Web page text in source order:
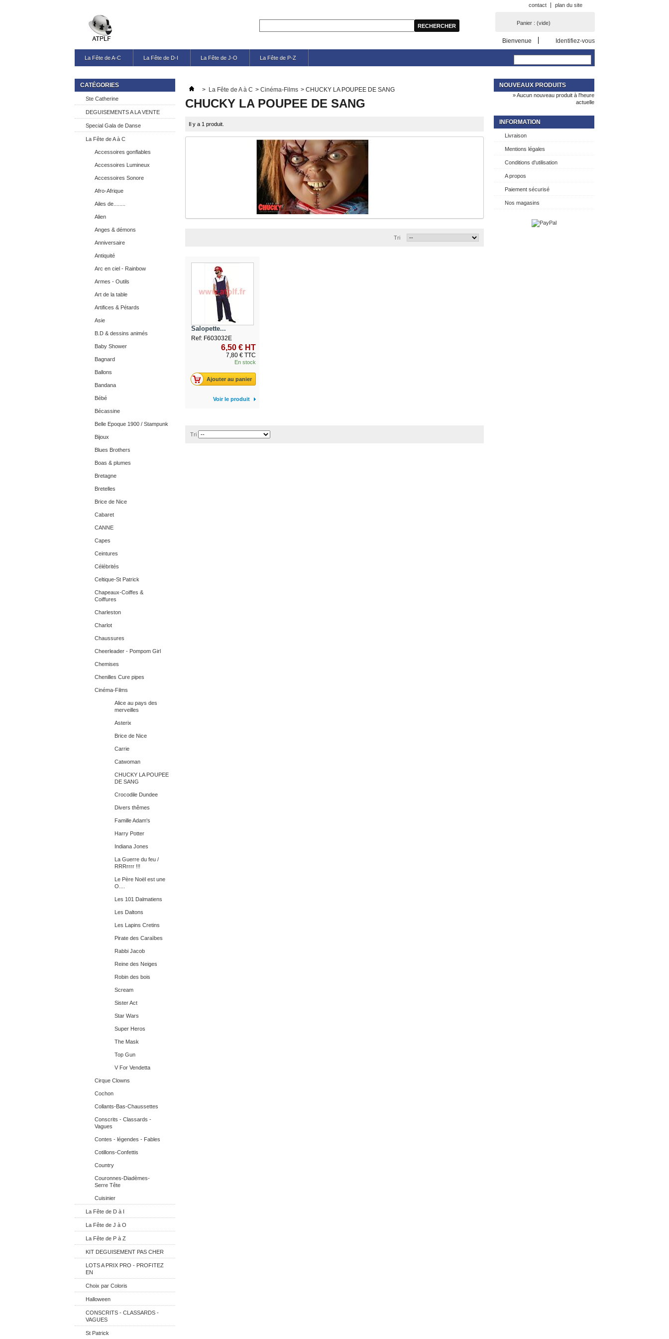
contact plan du site
Panier : (vide)
Bienvenue Identifiez-vous
La Fête de A-C La Fête de D-I La Fête de J-O La Fête de P-Z
CATÉGORIES
Ste Catherine
DEGUISEMENTS A LA VENTE
Special Gala de Danse
La Fête de A à C
Accessoires gonflables
Accessoires Lumineux
Accessoires Sonore
Afro-Afrique
Ailes de........
Alien
Anges & démons
Anniversaire
Antiquité
Arc en ciel - Rainbow
Armes - Outils
Art de la table
Artifices & Pétards
Asie
B.D & dessins animés
Baby Shower
Bagnard
Ballons
Bandana
Bébé
Bécassine
Belle Epoque 1900 / Stampunk
Bijoux
Blues Brothers
Boas & plumes
Bretagne
Bretelles
Brice de Nice
Cabaret
CANNE
Capes
Ceintures
Célébrités
Celtique-St Patrick
Chapeaux-Coiffes &
Coiffures
Charleston
Charlot
Chaussures
Cheerleader - Pompom Girl
Chemises
Chenilles Cure pipes
Cinéma-Films
Alice au pays des
merveilles
Asterix
Brice de Nice
Carrie
Catwoman
CHUCKY LA POUPEE
DE SANG
Crocodile Dundee
Divers thêmes
Famille Adam's
Harry Potter
Indiana Jones
La Guerre du feu /
RRRrrrr !!!
Le Père Noël est une
O....
Les 101 Dalmatiens
Les Daltons
Les Lapins Cretins
Pirate des Caraïbes
Rabbi Jacob
Reine des Neiges
Robin des bois
Scream
Sister Act
Star Wars
Super Heros
The Mask
Top Gun
V For Vendetta
Cirque Clowns
Cochon
Collants-Bas-Chaussettes
Conscrits - Classards -
Vagues
Contes - légendes - Fables
Cotillons-Confettis
Country
Couronnes-Diadèmes-
Serre Tête
Cuisinier
La Fête de D à I
La Fête de J à O
La Fête de P à Z
KIT DEGUISEMENT PAS CHER
LOTS A PRIX PRO - PROFITEZ
EN
Choix par Coloris
Halloween
CONSCRITS - CLASSARDS -
VAGUES
St Patrick
> La Fête de A à C > Cinéma-Films > CHUCKY LA POUPEE DE SANG
CHUCKY LA POUPEE DE SANG
Il y a 1 produit.
Tri
Salopette...
Ref: F603032E
6,50 € HT
7,80 € TTC
En stock
Ajouter au panier
Voir le produit
Tri
NOUVEAUX PRODUITS
» Aucun nouveau produit à l'heure
actuelle
INFORMATION
Livraison
Mentions légales
Conditions d'utilisation
A propos
Paiement sécurisé
Nos magasins